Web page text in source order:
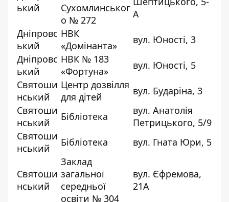
ький
Сухомлинськог
о № 272
А
Дніпровс
ький
НВК
«Домінанта»
вул. Юності, 3
Дніпровс
ький
НВК № 183
«Фортуна»
вул. Юності, 5
Святоши
нський
Центр дозвілля
для дітей
вул. Бударіна, 3
Святоши
нський
Бібліотека
вул. Анатолія
Петрицького, 5/9
Святоши
нський
Бібліотека вул. Гната Юри, 5
Святоши
нський
Заклад
загальної
середньої
освіти № 304
вул. Єфремова,
21А